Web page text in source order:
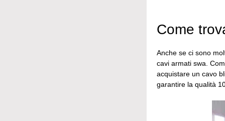
Come
Anche se ci sono
cavi armati swa.
acquistare un cavo
garantire la qualità